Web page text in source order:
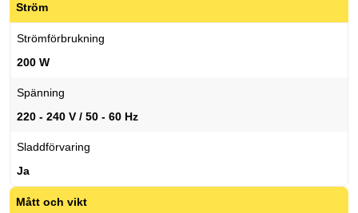
Ström
Strömförbrukning
200 W
Spänning
220 - 240 V / 50 - 60 Hz
Sladdförvaring
Ja
Mått och vikt